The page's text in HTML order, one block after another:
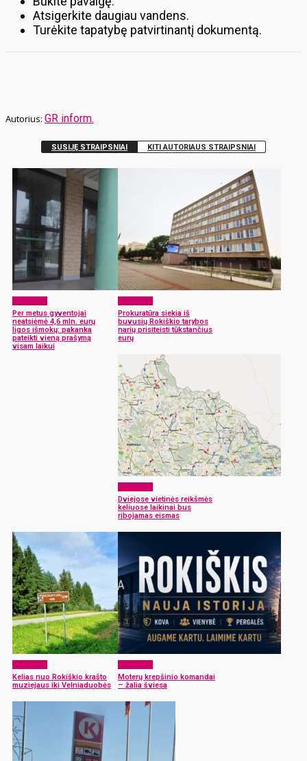
Atsigerkite daugiau vandens.
Turėkite tapatybę patvirtinantį dokumentą.
GR inform.
SUSIJĘ STRAIPSNIAI KITI AUTORIAUS STRAIPSNIAI
Per metus gyventojai
neatsiėmė 4,6 mln. eurų
ligos išmokų: pakanka
pateikti vieną prašymą
visam laikui
Prokuratūra siekia iš
buvusių Rokiškio tarybos
narių prisiteisti tūkstančius
eurų
Dviejose vietinės reikšmės
keliuose laikinai bus
ribojamas eismas
Kelias nuo Rokiškio krašto
muziejaus iki Velniaduobės
Moterų krepšinio komandai
– žalia šviesa